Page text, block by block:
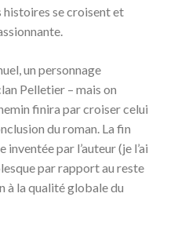
histoires se croisent et
un personnage
Pelletier – mais on
finira par croiser celui
du roman. La fin
par l’auteur (je l’ai
par rapport au reste
à la qualité globale du